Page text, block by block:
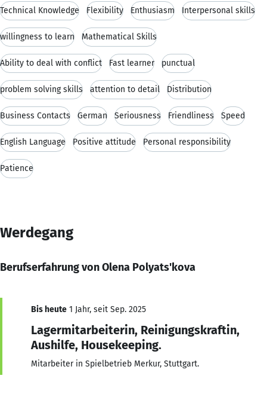
Technical Knowledge Flexibility Enthusiasm Interpersonal skills
willingness to learn Mathematical Skills
Ability to deal with conflict Fast learner punctual
problem solving skills attention to detail Distribution
Business Contacts German Seriousness Friendliness Speed
English Language Positive attitude Personal responsibility
Patience
Werdegang
Berufserfahrung von Olena Polyats'kova
Bis heute 1 Jahr, seit Sep. 2025
Lagermitarbeiterin, Reinigungskraftin,
Aushilfe, Housekeeping.
Mitarbeiter in Spielbetrieb Merkur, Stuttgart.